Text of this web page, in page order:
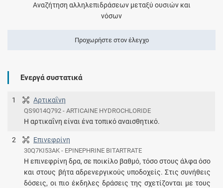
Αναζήτηση αλληλεπιδράσεων μεταξύ ουσιών και
νόσων
Προχωρήστε στον έλεγχο
Ενεργά συστατικά
1 Αρτικαΐνη
QS9014Q792 - ARTICAINE HYDROCHLORIDE
Η αρτικαΐνη είναι ένα τοπικό αναισθητικό.
2 Επινεφρίνη
30Q7KI53AK - EPINEPHRINE BITARTRATE
Η επινεφρίνη δρα, σε ποικίλο βαθμό, τόσο στους άλφα όσο
και στους βήτα αδρενεργικούς υποδοχείς. Στις συνήθεις
δόσεις, οι πιο έκδηλες δράσεις της σχετίζονται με τους